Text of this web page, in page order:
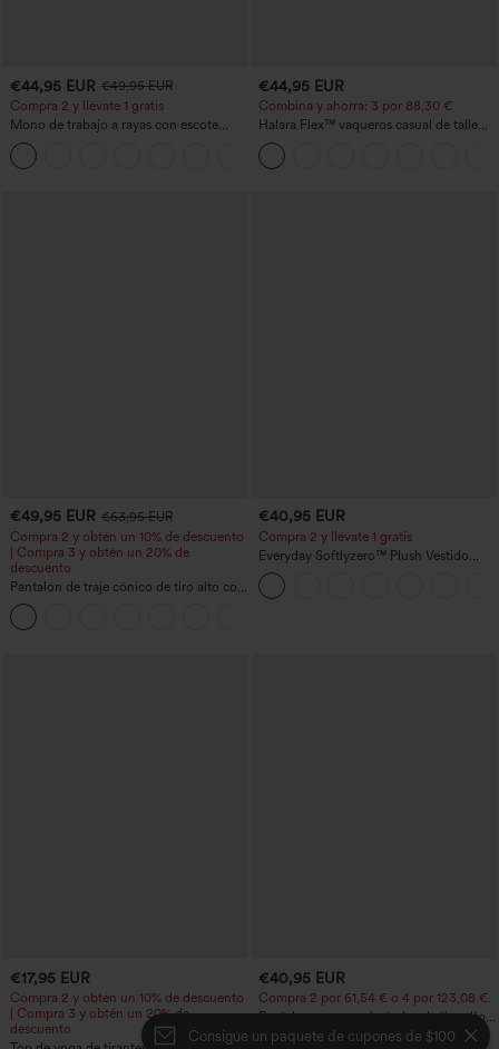
Consigue un paquete de cupones de $100
€44,95 EUR €49,95 EUR
Compra 2 y llévate 1 gratis
Mono de trabajo a rayas con escote
barco, sin mangas, lazo lateral, tacto
Cool Touch y bolsillos - Edición Easy
Peezy
€44,95 EUR
Combina y ahorra: 3 por 88,30 €
Halara Flex™ vaqueros casual de talle
alto con bolsillos, estilo baggy de pierna
ancha, efecto lavado
€49,95 EUR €53,95 EUR
Compra 2 y obtén un 10% de descuento
| Compra 3 y obtén un 20% de
descuento
Pantalón de traje cónico de tiro alto con
bolsillos
€40,95 EUR
Compra 2 y llévate 1 gratis
Everyday Softlyzero™ Plush Vestido
deportivo sin espalda 2 en 1
acampanado -Wannabe -Easy Peezy
€17,95 EUR
Compra 2 y obtén un 10% de descuento
| Compra 3 y obtén un 20% de
descuento
€40,95 EUR
Compra 2 por 61,54 € o 4 por 123,08 €.
Pantalones cargo ajustados de tiro alto
con múltiples bolsillos y cremallera con